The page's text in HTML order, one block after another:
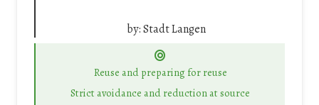
by:Stadt Langen
Reuse and preparing for reuse
Strict avoidance and reduction at source